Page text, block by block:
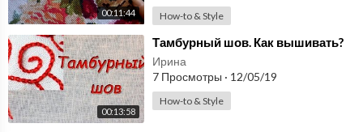
00:11:44 How-to & Style
00:13:58
⁣Тамбурный шов. Как вышивать?
Ирина
7 Просмотры · 12/05/19
How-to & Style